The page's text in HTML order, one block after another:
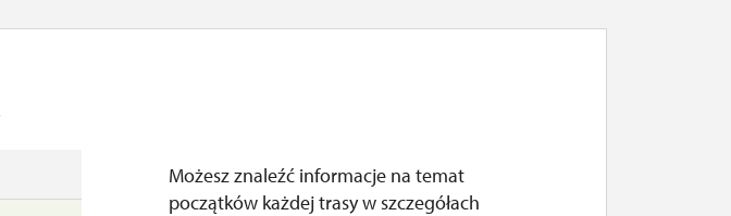
Możesz znaleźć informacje na temat
początków każdej trasy w szczegółach